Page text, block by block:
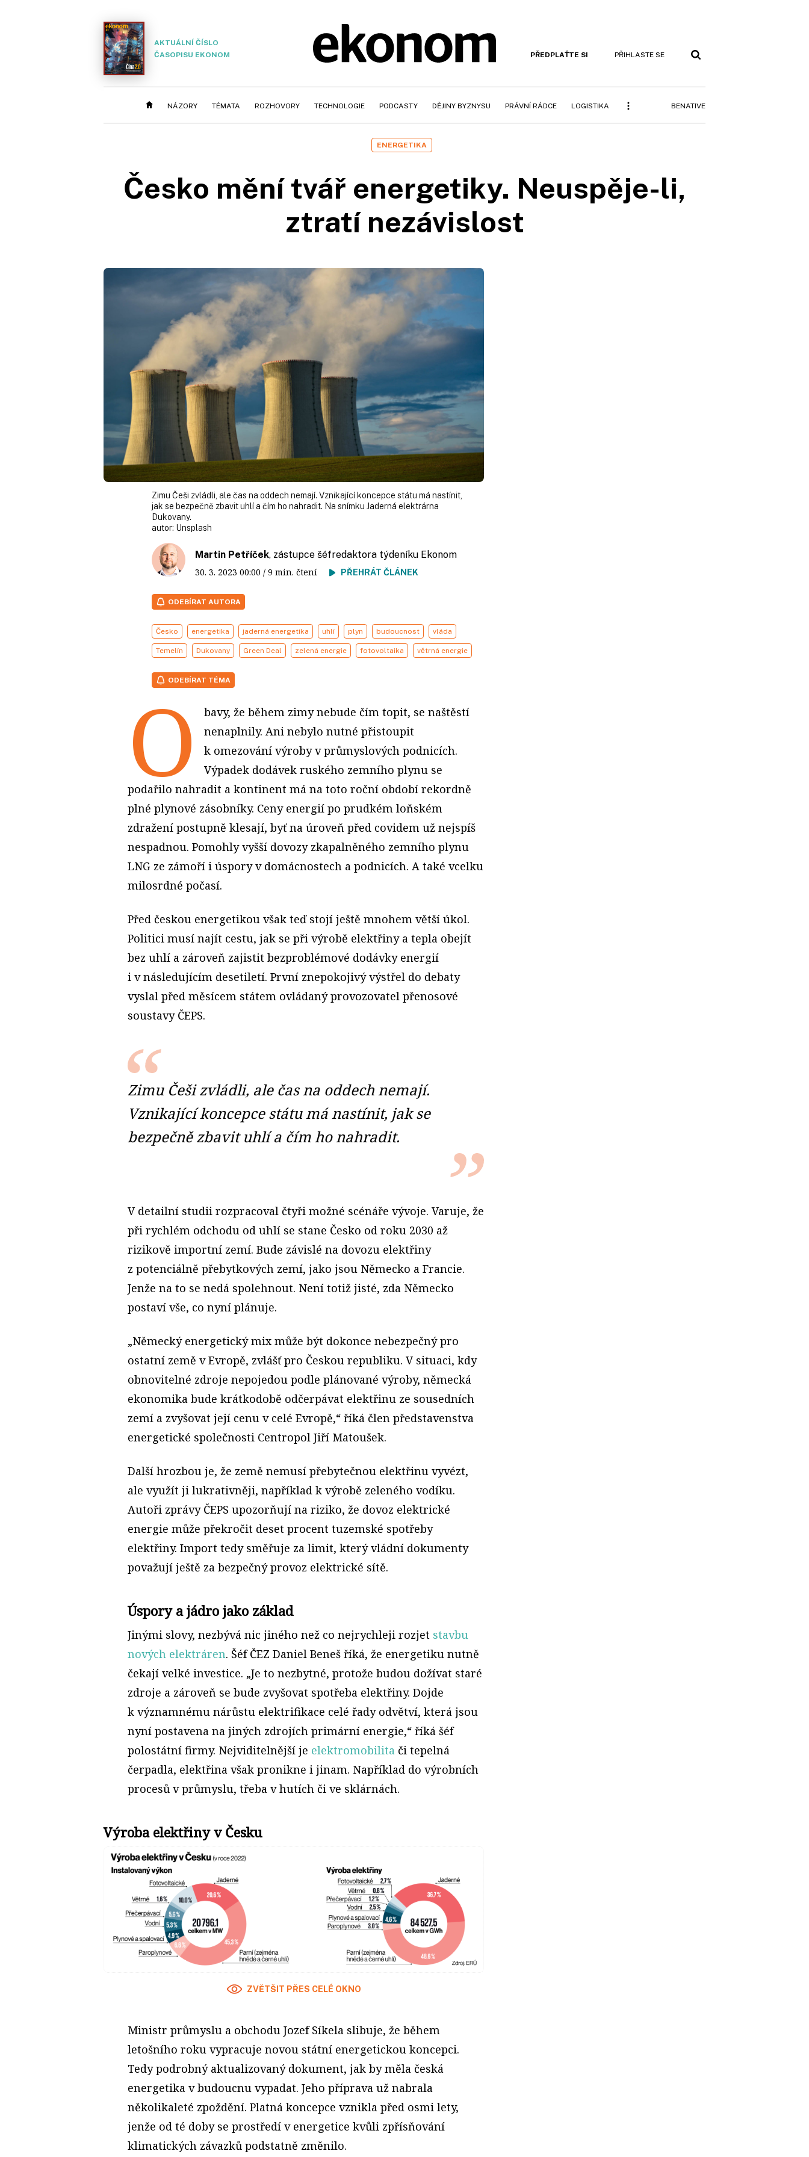
AKTUÁLNÍ ČÍSLO
ČASOPISU EKONOM
PŘEDPLAŤTE SI PŘIHLASTE SE
NÁZORY TÉMATA ROZHOVORY TECHNOLOGIE PODCASTY DĚJINY BYZNYSU PRÁVNÍ RÁDCE LOGISTIKA BENATIVE
ENERGETIKA
Česko mění tvář energetiky. Neuspěje-li,
ztratí nezávislost
Zimu Češi zvládli, ale čas na oddech nemají. Vznikající koncepce státu má nastínit,
jak se bezpečně zbavit uhlí a čím ho nahradit. Na snímku Jaderná elektrárna
Dukovany.
autor: Unsplash
Martin Petříček, zástupce šéfredaktora týdeníku Ekonom
30. 3. 2023 00:00 / 9 min. čtení PŘEHRÁT ČLÁNEK
ODEBÍRAT AUTORA
Česko energetika jaderná energetika uhlí plyn budoucnost vláda
Temelín Dukovany Green Deal zelená energie fotovoltaika větrná energie
ODEBÍRAT TÉMA
O
bavy, že během zimy nebude čím topit, se naštěstí
nenaplnily. Ani nebylo nutné přistoupit
k omezování výroby v průmyslových podnicích.
Výpadek dodávek ruského zemního plynu se
podařilo nahradit a kontinent má na toto roční období rekordně
plné plynové zásobníky. Ceny energií po prudkém loňském
zdražení postupně klesají, byť na úroveň před covidem už nejspíš
nespadnou. Pomohly vyšší dovozy zkapalněného zemního plynu
LNG ze zámoří i úspory v domácnostech a podnicích. A také vcelku
milosrdné počasí.
Před českou energetikou však teď stojí ještě mnohem větší úkol.
Politici musí najít cestu, jak se při výrobě elektřiny a tepla obejít
bez uhlí a zároveň zajistit bezproblémové dodávky energií
i v následujícím desetiletí. První znepokojivý výstřel do debaty
vyslal před měsícem státem ovládaný provozovatel přenosové
soustavy ČEPS.
Zimu Češi zvládli, ale čas na oddech nemají.
Vznikající koncepce státu má nastínit, jak se
bezpečně zbavit uhlí a čím ho nahradit.
V detailní studii rozpracoval čtyři možné scénáře vývoje. Varuje, že
při rychlém odchodu od uhlí se stane Česko od roku 2030 až
rizikově importní zemí. Bude závislé na dovozu elektřiny
z potenciálně přebytkových zemí, jako jsou Německo a Francie.
Jenže na to se nedá spolehnout. Není totiž jisté, zda Německo
postaví vše, co nyní plánuje.
„Německý energetický mix může být dokonce nebezpečný pro
ostatní země v Evropě, zvlášť pro Českou republiku. V situaci, kdy
obnovitelné zdroje nepojedou podle plánované výroby, německá
ekonomika bude krátkodobě odčerpávat elektřinu ze sousedních
zemí a zvyšovat její cenu v celé Evropě,“ říká člen představenstva
energetické společnosti Centropol Jiří Matoušek.
Další hrozbou je, že země nemusí přebytečnou elektřinu vyvézt,
ale využít ji lukrativněji, například k výrobě zeleného vodíku.
Autoři zprávy ČEPS upozorňují na riziko, že dovoz elektrické
energie může překročit deset procent tuzemské spotřeby
elektřiny. Import tedy směřuje za limit, který vládní dokumenty
považují ještě za bezpečný provoz elektrické sítě.
Úspory a jádro jako základ
Jinými slovy, nezbývá nic jiného než co nejrychleji rozjet stavbu
nových elektráren. Šéf ČEZ Daniel Beneš říká, že energetiku nutně
čekají velké investice. „Je to nezbytné, protože budou dožívat staré
zdroje a zároveň se bude zvyšovat spotřeba elektřiny. Dojde
k významnému nárůstu elektrifikace celé řady odvětví, která jsou
nyní postavena na jiných zdrojích primární energie,“ říká šéf
polostátní firmy. Nejviditelnější je elektromobilita či tepelná
čerpadla, elektřina však pronikne i jinam. Například do výrobních
procesů v průmyslu, třeba v hutích či ve sklárnách.
Výroba elektřiny v Česku
ZVĚTŠIT PŘES CELÉ OKNO
Ministr průmyslu a obchodu Jozef Síkela slibuje, že během
letošního roku vypracuje novou státní energetickou koncepci.
Tedy podrobný aktualizovaný dokument, jak by měla česká
energetika v budoucnu vypadat. Jeho příprava už nabrala
několikaleté zpoždění. Platná koncepce vznikla před osmi lety,
jenže od té doby se prostředí v energetice kvůli zpřísňování
klimatických závazků podstatně změnilo.